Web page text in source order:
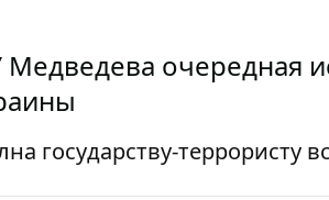
очередная
государству-террористу